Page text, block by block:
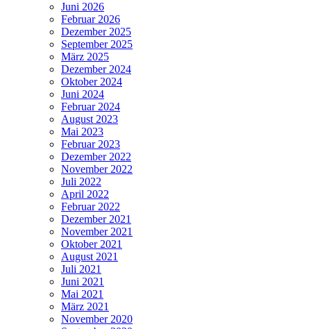
Juni 2026
Februar 2026
Dezember 2025
September 2025
März 2025
Dezember 2024
Oktober 2024
Juni 2024
Februar 2024
August 2023
Mai 2023
Februar 2023
Dezember 2022
November 2022
Juli 2022
April 2022
Februar 2022
Dezember 2021
November 2021
Oktober 2021
August 2021
Juli 2021
Juni 2021
Mai 2021
März 2021
November 2020